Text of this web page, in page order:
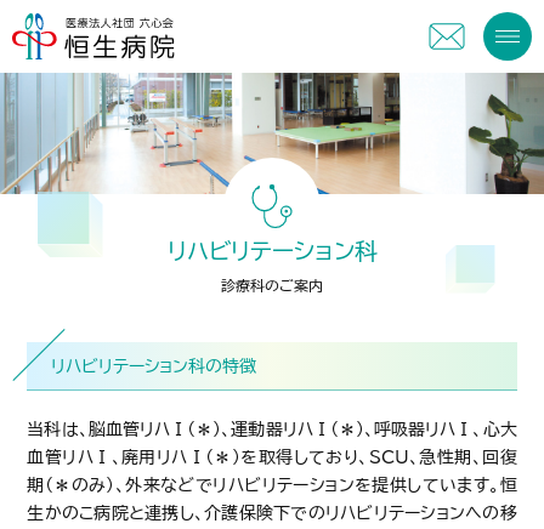
リハビリテーション科
診療科のご案内
リハビリテーション科の特徴
当科は、脳血管リハⅠ（＊）、運動器リハⅠ（＊）、呼吸器リハⅠ、心大
血管リハⅠ、廃用リハⅠ（＊）を取得しており、SCU、急性期、回復
期（＊のみ）、外来などでリハビリテーションを提供しています。恒
生かのこ病院と連携し、介護保険下でのリハビリテーションへの移